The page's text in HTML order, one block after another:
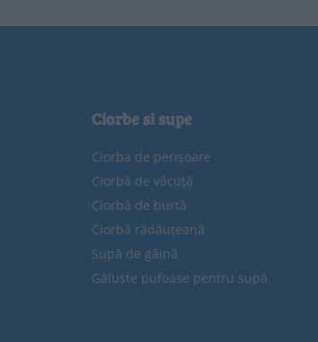
Ciorbe si supe
Ciorba de perișoare
Ciorbă de văcuță
Ciorbă de burtă
Ciorbă rădăuțeană
Supă de găină
Găluște pufoase pentru supă